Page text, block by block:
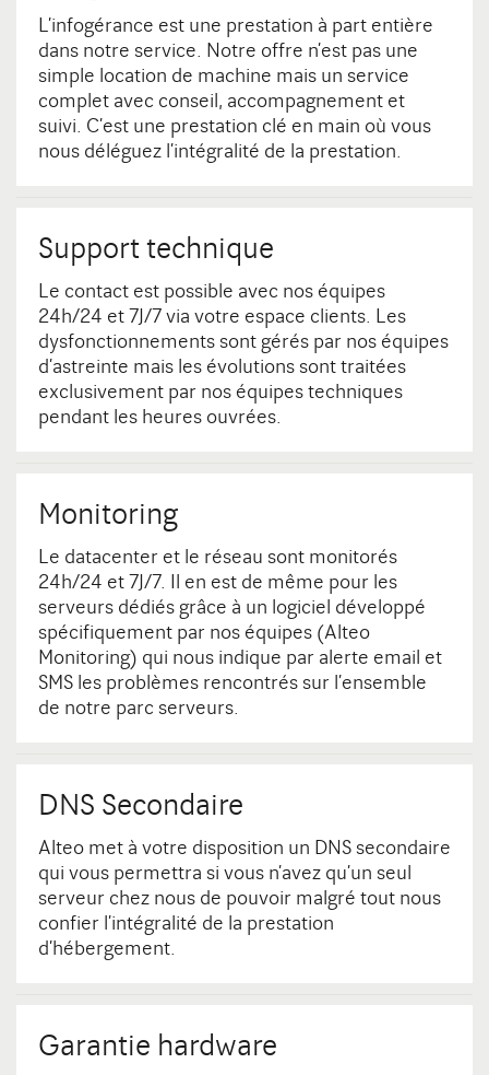
10 avenue Foch Immeuble Le Mazarin - LBA
21000 Dijon
Contact
L’infogérance est une prestation à part entière
dans notre service. Notre offre n’est pas une
simple location de machine mais un service
complet avec conseil, accompagnement et
suivi. C’est une prestation clé en main où vous
nous déléguez l’intégralité de la prestation.
Support technique
Le contact est possible avec nos équipes
24h/24 et 7J/7 via votre espace clients. Les
dysfonctionnements sont gérés par nos équipes
d’astreinte mais les évolutions sont traitées
exclusivement par nos équipes techniques
pendant les heures ouvrées.
Monitoring
Le datacenter et le réseau sont monitorés
24h/24 et 7J/7. Il en est de même pour les
serveurs dédiés grâce à un logiciel développé
spécifiquement par nos équipes (Alteo
Monitoring) qui nous indique par alerte email et
SMS les problèmes rencontrés sur l’ensemble
de notre parc serveurs.
DNS Secondaire
Alteo met à votre disposition un DNS secondaire
qui vous permettra si vous n’avez qu’un seul
serveur chez nous de pouvoir malgré tout nous
confier l’intégralité de la prestation
d’hébergement.
Garantie hardware